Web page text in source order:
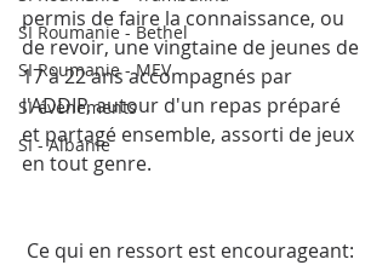
SI Roumanie - Bethel
SI Roumanie - MEV
SI évènements
SI - Albanie
permis de faire la connaissance, ou
de revoir, une vingtaine de jeunes de
17 à 22 ans accompagnés par
l'ADDIP, autour d'un repas préparé
et partagé ensemble, assorti de jeux
en tout genre.